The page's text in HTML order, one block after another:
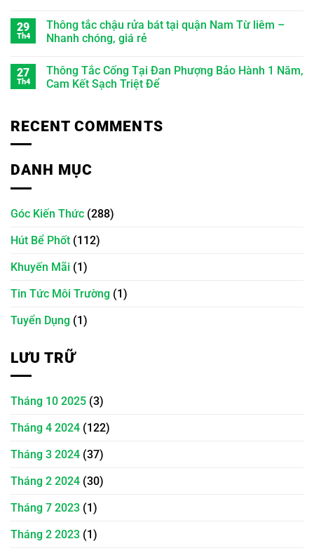
29
Th4
Thông tắc chậu rửa bát tại quận Nam Từ liêm –
Nhanh chóng, giá rẻ
27
Th4
Thông Tắc Cống Tại Đan Phượng Bảo Hành 1 Năm,
Cam Kết Sạch Triệt Để
RECENT COMMENTS
DANH MỤC
Góc Kiến Thức (288)
Hút Bể Phốt (112)
Khuyến Mãi (1)
Tin Tức Môi Trường (1)
Tuyển Dụng (1)
LƯU TRỮ
Tháng 10 2025 (3)
Tháng 4 2024 (122)
Tháng 3 2024 (37)
Tháng 2 2024 (30)
Tháng 7 2023 (1)
Tháng 2 2023 (1)